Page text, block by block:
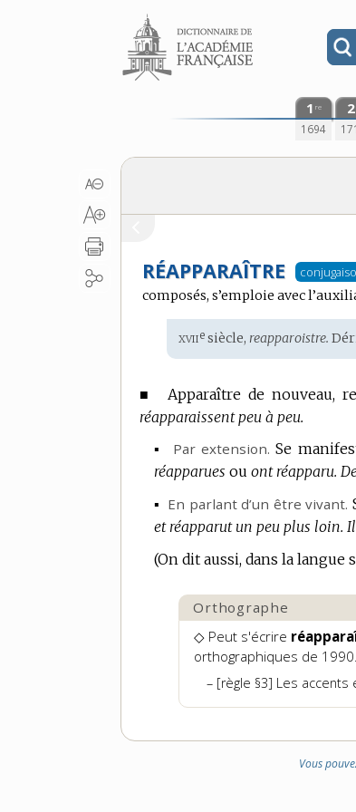
Aller au contenu
1 re
1694
2
RÉAPPARAÎTRE
composés, s’emploie avec
Étymologie
:
xviie siècle,reapparoistre.
■ Apparaître de nouveau,
réapparaissent peu à peu.
▪ Par extension. Se
réapparues ou ont réapparu.
▪ En parlant d’un être vivant.
et réapparut un peu plus loin.
(On dit aussi, dans la langue
Orthographe
◇ Peut s'écrire
orthographiques de 1990.
[règle §3] Les
Vous